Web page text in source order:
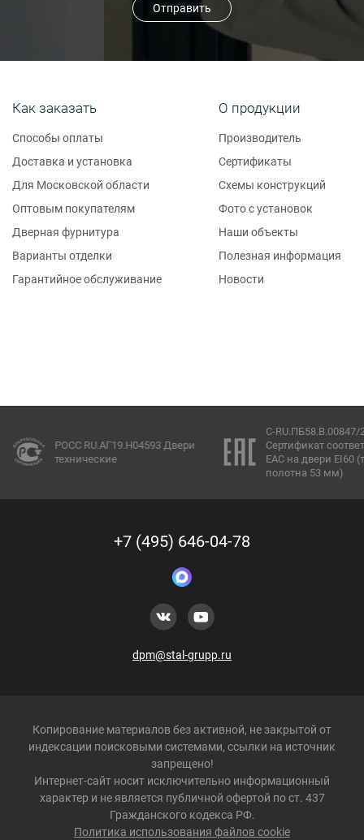
Отправить
Как заказать
Способы оплаты
Доставка и установка
Для Московской области
Оптовым покупателям
Дверная фурнитура
Варианты отделки
Гарантийное обслуживание
О продукции
Производитель
Сертификаты
Схемы конструкций
Фото с установок
Наши объекты
Полезная информация
Новости
РОСС RU.АГ19.Н04593 Двери
технические
C-RU.ПБ58.В.00847/
Сертификат
ЕАС на двери EI60
полотна 53 мм)
+7 (495) 646-04-78
dpm@stal-grupp.ru
Копирование материалов без активной, не закрытой от
индексации поисковыми системами, ссылки на источник
запрещено!
Интернет-сайт носит исключительно информационный
характер и не является публичной офертой по ст. 437
Гражданского кодекса РФ.
Политика использования файлов cookie